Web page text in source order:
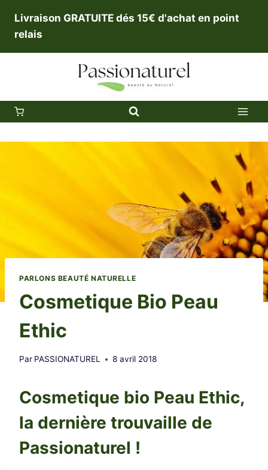
contenu
Livraison GRATUITE dés 15€ d'achat en point
relais
PARLONS BEAUTÉ NATURELLE
Cosmetique Bio Peau
Ethic
Par PASSIONATUREL 8 avril 2018
Cosmetique bio Peau Ethic,
la dernière trouvaille de
Passionaturel !